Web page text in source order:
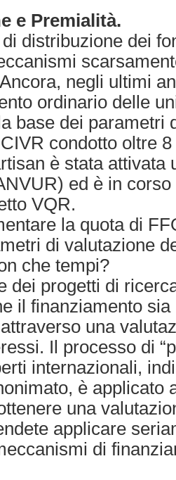
e Premialità.
distribuzione dei
negli ultimi
ordinario delle
base dei parametri
condotto oltre
è stata attivata
ed è in
VQR.
la quota di
di valutazione
che tempi?
dei progetti di
il finanziamento
una
Il processo di
internazionali,
è applicato
una
applicare
di